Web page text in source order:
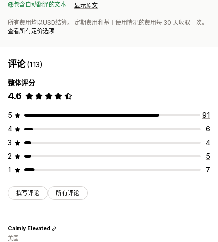
包含自动翻译的文本 显示原文
所有费用均以USD结算。 定期费用和基于使用情况的费用每 30 天收取一次。
查看所有定价选项
评论(113)
整体评分
4.6
5
91
4
6
3
4
2
5
1
7
撰写评论 所有评论
Calmly Elevated
美国